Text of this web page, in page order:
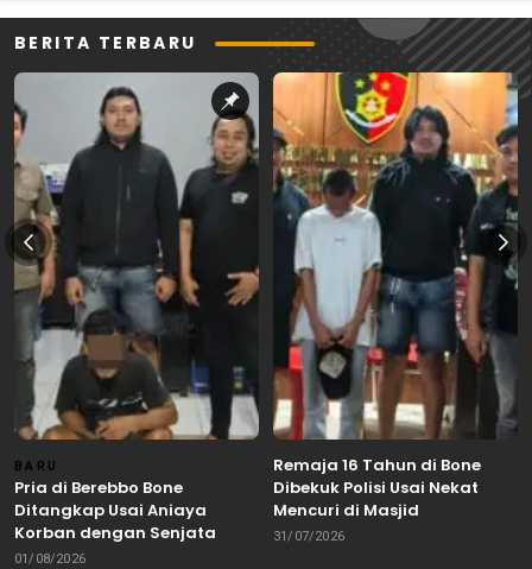
BERITA TERBARU
BARU
Pria di Berebbo Bone
Ditangkap Usai Aniaya
Korban dengan Senjata
Tajam
01/08/2026
Remaja 16 Tahun di Bone
Dibekuk Polisi Usai Nekat
Mencuri di Masjid
31/07/2026